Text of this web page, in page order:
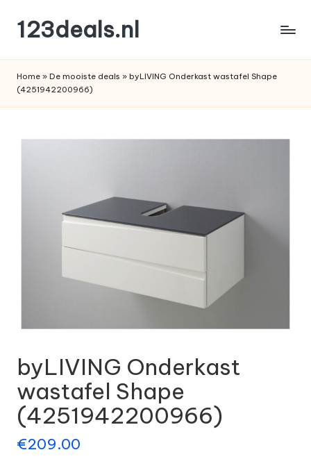
de
inhoud
123deals.nl
deals
Home » De mooiste deals » byLIVING Onderkast wastafel Shape
(4251942200966)
byLIVING Onderkast
wastafel Shape
(4251942200966)
€209.00